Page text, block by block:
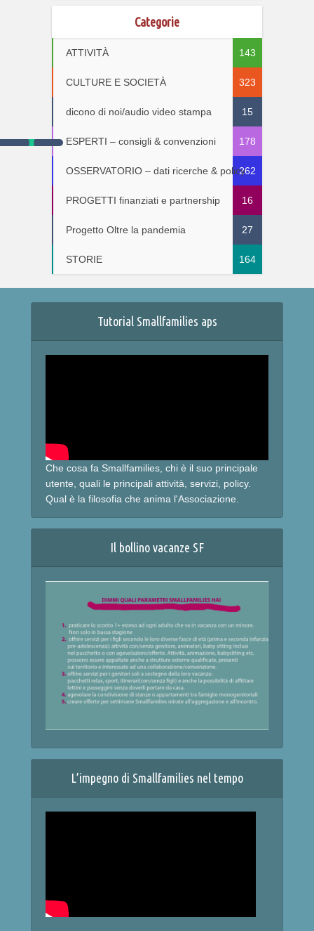
Categorie
ATTIVITÀ 143
CULTURE E SOCIETÀ 323
dicono di noi/audio video stampa 15
ESPERTI – consigli & convenzioni 178
OSSERVATORIO – dati ricerche & policy262
PROGETTI finanziati e partnership 16
Progetto Oltre la pandemia 27
STORIE 164
Tutorial Smallfamilies aps
Che cosa fa Smallfamilies, chi è il suo principale
utente, quali le principali attività, servizi, policy.
Qual è la filosofia che anima l'Associazione.
Il bollino vacanze SF
L’impegno di Smallfamilies nel tempo